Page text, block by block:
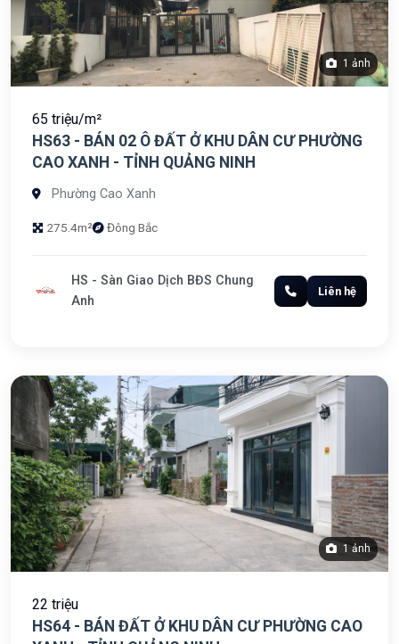
1 ảnh
65 triệu/m²
HS63 - BÁN 02 Ô ĐẤT Ở KHU DÂN CƯ PHƯỜNG
CAO XANH - TỈNH QUẢNG NINH
Phường Cao Xanh
275.4m² Đông Bắc
HS - Sàn Giao Dịch BĐS Chung
Anh
Liên hệ
1 ảnh
22 triệu
HS64 - BÁN ĐẤT Ở KHU DÂN CƯ PHƯỜNG CAO